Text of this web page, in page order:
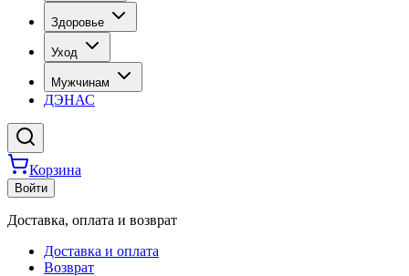
Здоровье
Уход
Мужчинам
ДЭНАС
Корзина
Войти
Доставка, оплата и возврат
Доставка и оплата
Возврат